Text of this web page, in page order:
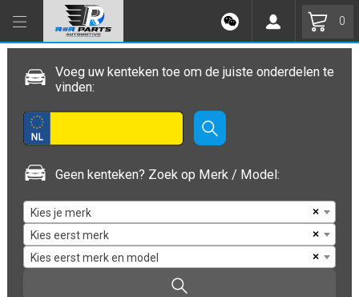
0
Voeg uw kenteken toe om de juiste onderdelen te
vinden:
Geen kenteken? Zoek op Merk / Model:
×
Kies je merk
×
Kies eerst merk
×
Kies eerst merk en model